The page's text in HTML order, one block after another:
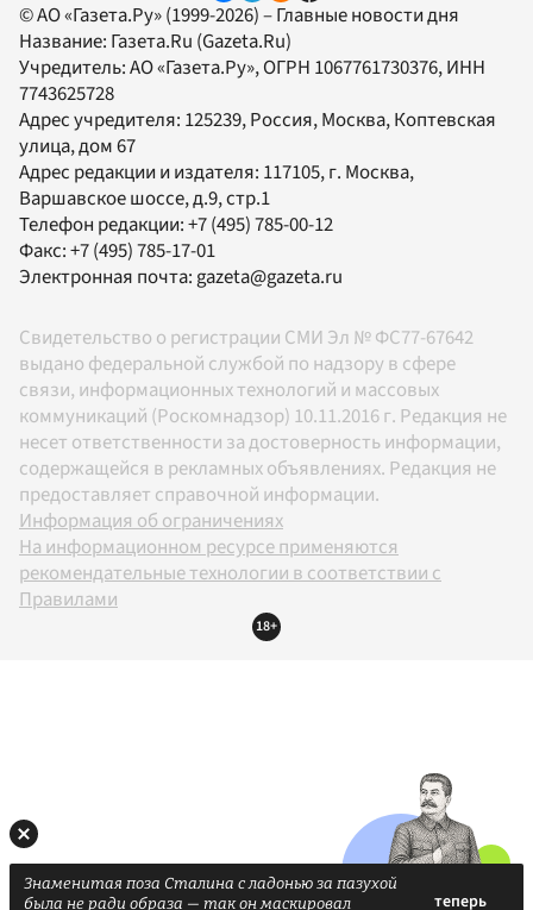
© АО «Газета.Ру» (1999-2026) – Главные новости дня
Название: Газета.Ru (Gazeta.Ru)
Учредитель:АО «Газета.Ру», ОГРН 1067761730376, ИНН
7743625728
Адрес учредителя: 125239, Россия, Москва, Коптевская
улица, дом 67
Адрес редакции и издателя: 117105, г. Москва,
Варшавское шоссе, д.9, стр.1
Телефон редакции:+7 (495) 785-00-12
Факс:+7 (495) 785-17-01
Электронная почта:gazeta@gazeta.ru
Свидетельство о регистрации СМИ Эл № ФС77-67642
выдано федеральной службой по надзору в сфере
связи, информационных технологий и массовых
коммуникаций (Роскомнадзор) 10.11.2016 г. Редакция не
несет ответственности за достоверность информации,
содержащейся в рекламных объявлениях. Редакция не
предоставляет справочной информации.
Информация об ограничениях
На информационном ресурсе применяются
рекомендательные технологии в соответствии с
Правилами
18+
Знаменитая поза Сталина с ладонью за пазухой
была не ради образа — так он маскировал